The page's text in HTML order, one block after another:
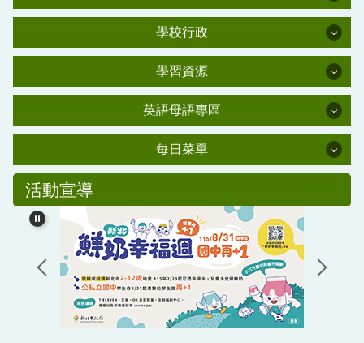
家長會
校友會
幼兒園百合班
學校行政
新北市課程計畫備查資源網
校外人士協助教學或活動要點
新北市環境教育中程計畫
公職人員利益衝突迴避法專區
校友潘金鑾女士獎助學金
情緒需求之學生輔導與相關事件處理機制與流程辦
學習資源
交通安全教育
水域安全教育
英語母語專區
幼兒園母語專區(雲端硬碟)
國小部母語專區
生活英語專區
每日菜單
每日菜單
活動宣導